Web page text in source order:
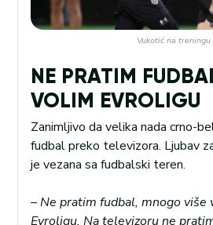
Vukotić na
NE PRATIM
VOLIM EVROLIGU
Zanimljivo da velika nada crno-
fudbal preko televizora. Ljubav
je vezana sa fudbalski teren.
– Ne pratim fudbal, mnogo više
Evroligu. Na televizoru ne